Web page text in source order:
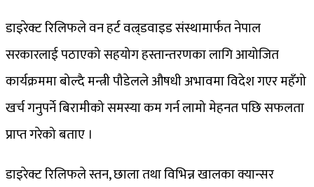
डाइरेक्ट रिलिफले वन हर्ट वल्र्डवाइड संस्थामार्फत नेपाल
सरकारलाई पठाएको सहयोग हस्तान्तरणका लागि आयोजित
कार्यक्रममा बोल्दै मन्त्री पौडेलले औषधी अभावमा विदेश गएर महँगो
खर्च गनुपर्ने बिरामीको समस्या कम गर्न लामो मेहनत पछि सफलता
प्राप्त गरेको बताए ।
डाइरेक्ट रिलिफले स्तन, छाला तथा विभिन्न खालका क्यान्सर